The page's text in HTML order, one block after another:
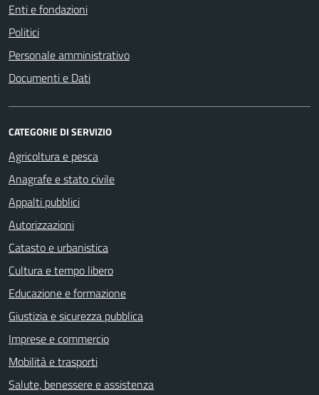
Enti e fondazioni
Politici
Personale amministrativo
Documenti e Dati
CATEGORIE DI SERVIZIO
Agricoltura e pesca
Anagrafe e stato civile
Appalti pubblici
Autorizzazioni
Catasto e urbanistica
Cultura e tempo libero
Educazione e formazione
Giustizia e sicurezza pubblica
Imprese e commercio
Mobilità e trasporti
Salute, benessere e assistenza